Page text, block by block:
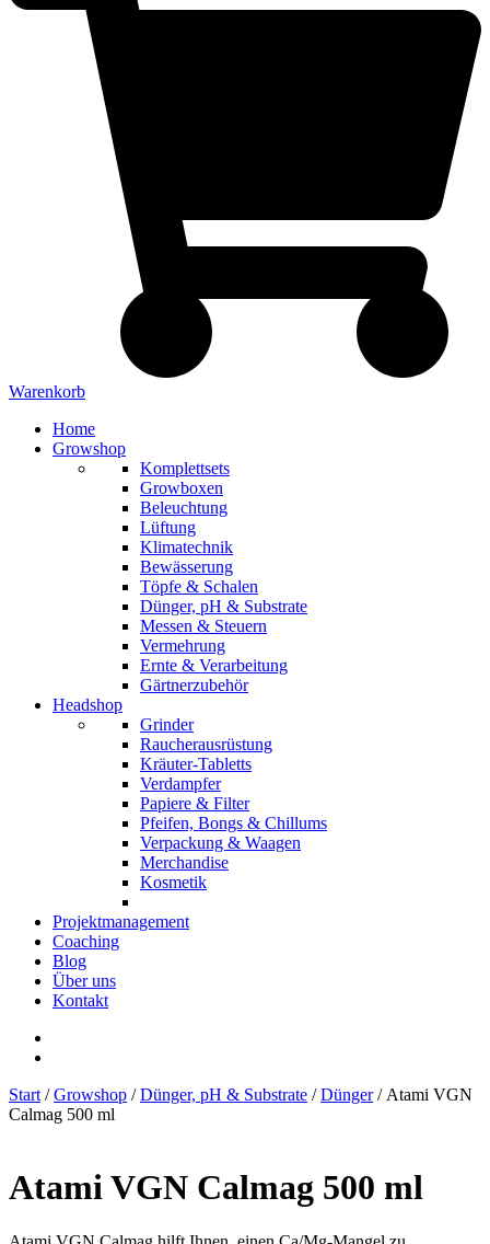
Warenkorb
Home
Growshop
Komplettsets
Growboxen
Beleuchtung
Lüftung
Klimatechnik
Bewässerung
Töpfe & Schalen
Dünger, pH & Substrate
Messen & Steuern
Vermehrung
Ernte & Verarbeitung
Gärtnerzubehör
Headshop
Grinder
Raucherausrüstung
Kräuter-Tabletts
Verdampfer
Papiere & Filter
Pfeifen, Bongs & Chillums
Verpackung & Waagen
Merchandise
Kosmetik
Projektmanagement
Coaching
Blog
Über uns
Kontakt
Start /Growshop /Dünger, pH & Substrate /Dünger/ Atami VGN
Calmag 500 ml
Atami VGN Calmag 500 ml